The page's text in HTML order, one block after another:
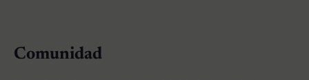
Comunidad